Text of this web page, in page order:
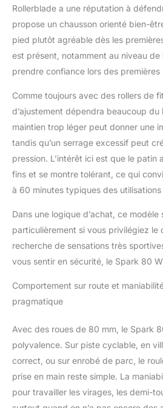
Rollerblade a une réputation à
propose un chausson orienté bien-
pied plutôt agréable dès les
est présent, notamment au niveau
prendre confiance lors des premières
Comme toujours avec des rollers de
d’ajustement dépendra beaucoup
maintien trop léger peut donner une
tandis qu’un serrage excessif peut
pression. L’intérêt ici est que le patin
fins et se montre tolérant, ce qui
à 60 minutes typiques des utilisations
Dans une logique d’achat, ce modèle
particulièrement si vous privilégiez le
recherche de sensations très
vous sentir en sécurité, le Spark 80
Comportement sur route et
pragmatique
Avec des roues de 80 mm, le Spark
polyvalence. Sur piste cyclable, en
correct, ou sur enrobé de parc, le
prise en main reste simple. La
pour travailler les virages, les demi-